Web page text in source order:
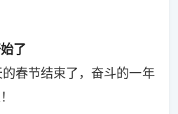
了
春节结束了，奋斗的一年